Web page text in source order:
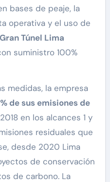
bases de peaje, la
operativa y el uso de
Gran Túnel Lima
suministro 100%
medidas, la empresa
de sus emisiones de
en los alcances 1 y
residuales que
desde 2020 Lima
de conservación
de carbono. La